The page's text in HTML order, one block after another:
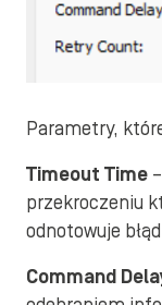
Parametry,
Timeout Time
przekroczeniu
odnotowuje
Command